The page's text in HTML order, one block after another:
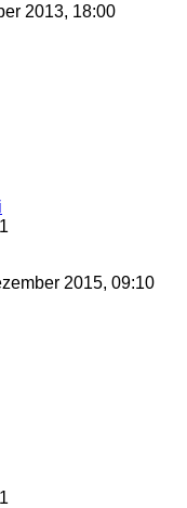
2013, 18:00
2015, 09:10